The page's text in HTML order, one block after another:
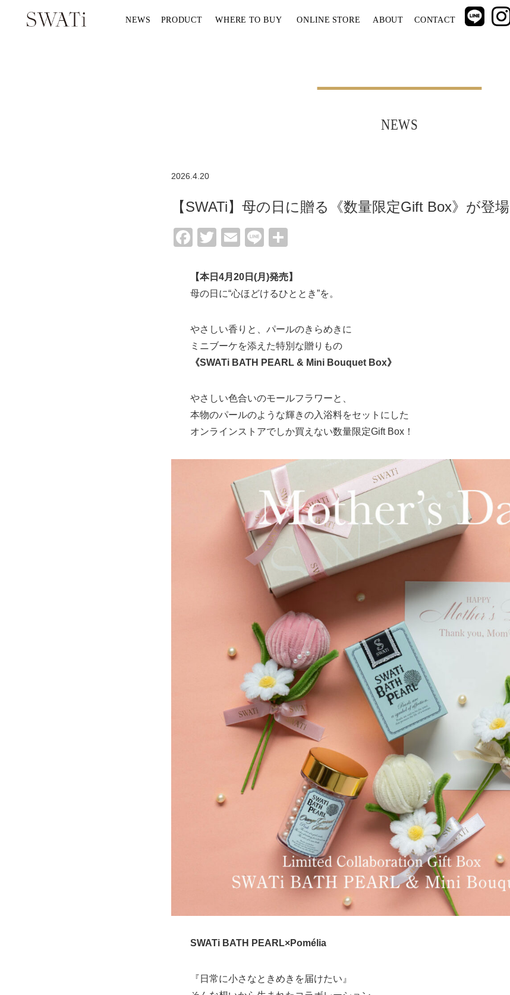
NEWS PRODUCT WHERE TO BUY ONLINE STORE ABOUT CONTACT
NEWS
2026.4.20
【SWATi】母の日に贈る《数量限定Gift Box》が登場
Facebook
TwitterEmail
Line
【本日4月20日(月)発売】
母の日に“心ほどけるひととき”を。
やさしい香りと、パールのきらめきに
ミニブーケを添えた特別な贈りもの
《SWATi BATH PEARL & Mini Bouquet Box》
やさしい色合いのモールフラワーと、
本物のパールのような輝きの入浴料をセットにした
オンラインストアでしか買えない数量限定Gift Box！
SWATi BATH PEARL×Pomélia
『日常に小さなときめきを届けたい』